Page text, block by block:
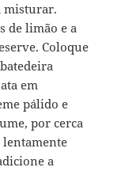
misturar.
de limão e a
Coloque
em
pálido e
por cerca
lentamente
a